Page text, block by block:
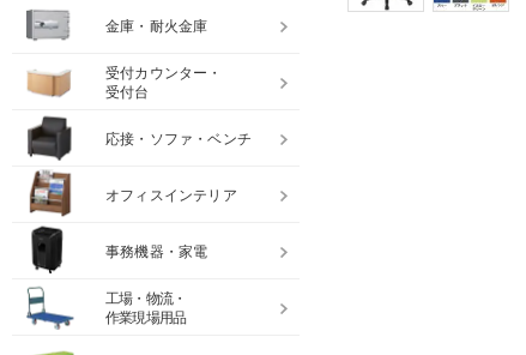
金庫・耐火金庫
受付カウンター・
受付台
応接・ソファ・ベンチ
オフィスインテリア
事務機器・家電
工場・物流・
作業現場用品